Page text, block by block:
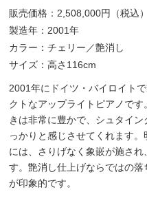
販売価格：2,508,000円（税込）
製造年：2001年
カラー：チェリー／艶消し
サイズ：高さ116cm
2001年にドイツ・バイロイト
クトなアップライトピアノで
きは非常に豊かで、シュタイ
っかりと感じさせてくれます
には、さりげなく象嵌が施さ
す。艶消し仕上げならではの
が印象的です。